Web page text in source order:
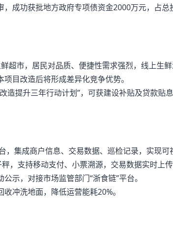
成功获批地方政府专项债资金2000万元，占总
超市，居民对品质、便捷性需求强烈，线上生鲜
目改造后将形成差异化竞争优势。
造提升三年行动计划”，可获建设补贴及贷款贴息
，集成商户信息、交易数据、巡检记录，实现可
，支持移动支付、小票溯源，交易数据实时上传
示，对接市场监管部门“浙食链”平台。
冲洗地面，降低运营能耗20%。